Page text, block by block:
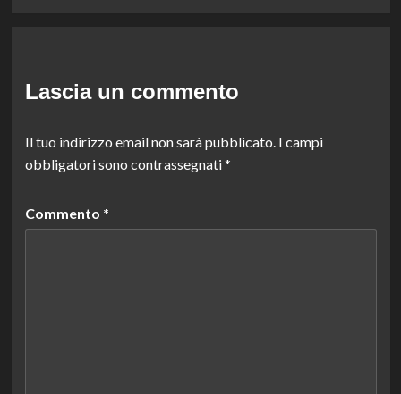
Lascia un commento
Il tuo indirizzo email non sarà pubblicato. I campi
obbligatori sono contrassegnati*
Commento *